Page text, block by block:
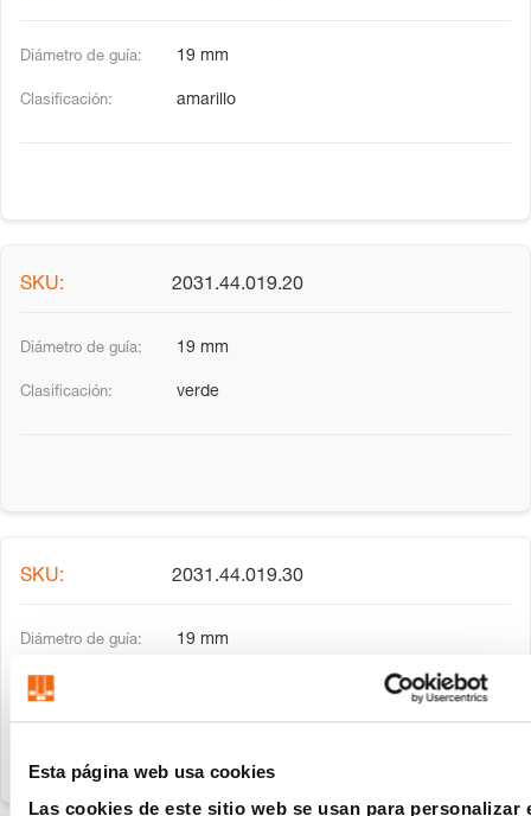
Esta página web usa cookies
Las cookies de este sitio web se usan para personalizar
19 mm
amarillo
2031.44.019.20
19 mm
verde
2031.44.019.30
19 mm